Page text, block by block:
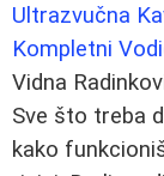
Ultrazvučna
Kompletni
Vidna
Sve što treba
kako